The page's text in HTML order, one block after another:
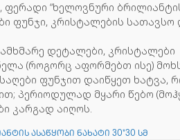
“ხელოვნური
ფუნჯი, კრისტალების
დეტალები, კრისტალები
(როგორც აფორმებთ ისე)
ფუნჯით დაიწყეთ ხატვა,
პერიოდულად მყარი წებო
კარგად აიღოს.
ასაწყობი ნახატი 30*30 სმ